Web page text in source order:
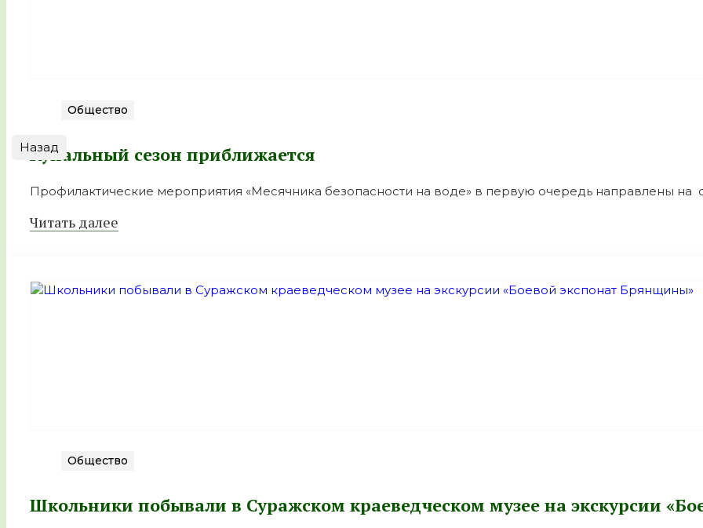
Общество
Купальный сезон приближается
Профилактические мероприятия «Месячника безопасности на воде» в первую очередь направлены на
Читать далее
Общество
Школьники побывали в Суражском краеведческом музее на экскурсии
Назад